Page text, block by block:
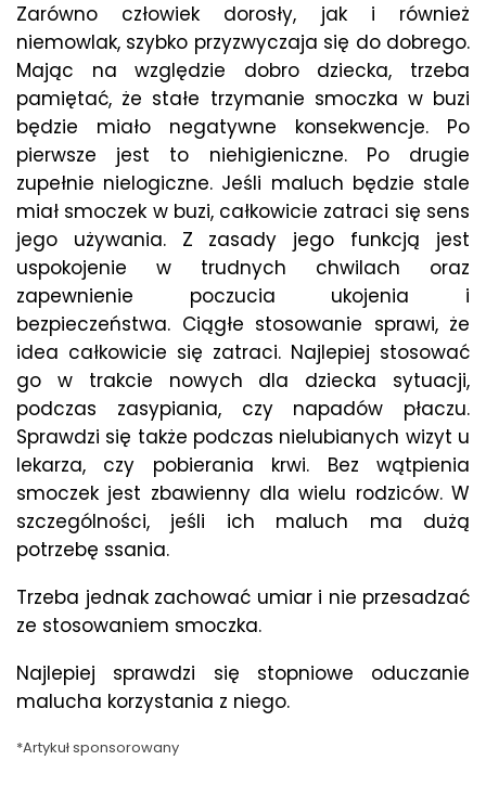
Zarówno człowiek dorosły, jak i również
niemowlak, szybko przyzwyczaja się do dobrego.
Mając na względzie dobro dziecka, trzeba
pamiętać, że stałe trzymanie smoczka w buzi
będzie miało negatywne konsekwencje. Po
pierwsze jest to niehigieniczne. Po drugie
zupełnie nielogiczne. Jeśli maluch będzie stale
miał smoczek w buzi, całkowicie zatraci się sens
jego używania. Z zasady jego funkcją jest
uspokojenie w trudnych chwilach oraz
zapewnienie poczucia ukojenia i
bezpieczeństwa. Ciągłe stosowanie sprawi, że
idea całkowicie się zatraci. Najlepiej stosować
go w trakcie nowych dla dziecka sytuacji,
podczas zasypiania, czy napadów płaczu.
Sprawdzi się także podczas nielubianych wizyt u
lekarza, czy pobierania krwi. Bez wątpienia
smoczek jest zbawienny dla wielu rodziców. W
szczególności, jeśli ich maluch ma dużą
potrzebę ssania.
Trzeba jednak zachować umiar i nie przesadzać
ze stosowaniem smoczka.
Najlepiej sprawdzi się stopniowe oduczanie
malucha korzystania z niego.
*Artykuł sponsorowany